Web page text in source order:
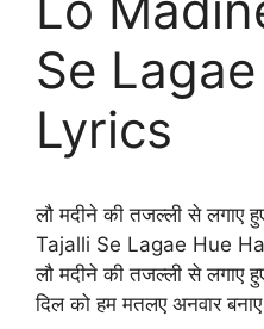
Se
Lyrics
लौ मदीने की तजल्ली से
Tajalli Se Lagae Hue
लौ मदीने की तजल्ली से लगाए
दिल को हम मतलए अनवार